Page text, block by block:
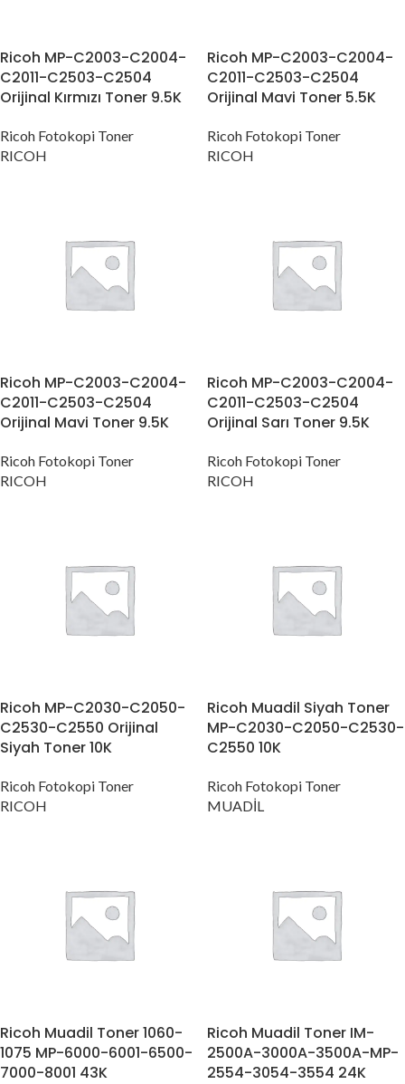
Ricoh MP-C2003-C2004-
C2011-C2503-C2504
Orijinal Kırmızı Toner 9.5K
Ricoh Fotokopi Toner
RICOH
Ricoh MP-C2003-C2004-
C2011-C2503-C2504
Orijinal Mavi Toner 5.5K
Ricoh Fotokopi Toner
RICOH
Ricoh MP-C2003-C2004-
C2011-C2503-C2504
Orijinal Mavi Toner 9.5K
Ricoh Fotokopi Toner
RICOH
Ricoh MP-C2003-C2004-
C2011-C2503-C2504
Orijinal Sarı Toner 9.5K
Ricoh Fotokopi Toner
RICOH
Ricoh MP-C2030-C2050-
C2530-C2550 Orijinal
Siyah Toner 10K
Ricoh Fotokopi Toner
RICOH
Ricoh Muadil Siyah Toner
MP-C2030-C2050-C2530-
C2550 10K
Ricoh Fotokopi Toner
MUADİL
Ricoh Muadil Toner 1060-
1075 MP-6000-6001-6500-
7000-8001 43K
Ricoh Muadil Toner IM-
2500A-3000A-3500A-MP-
2554-3054-3554 24K